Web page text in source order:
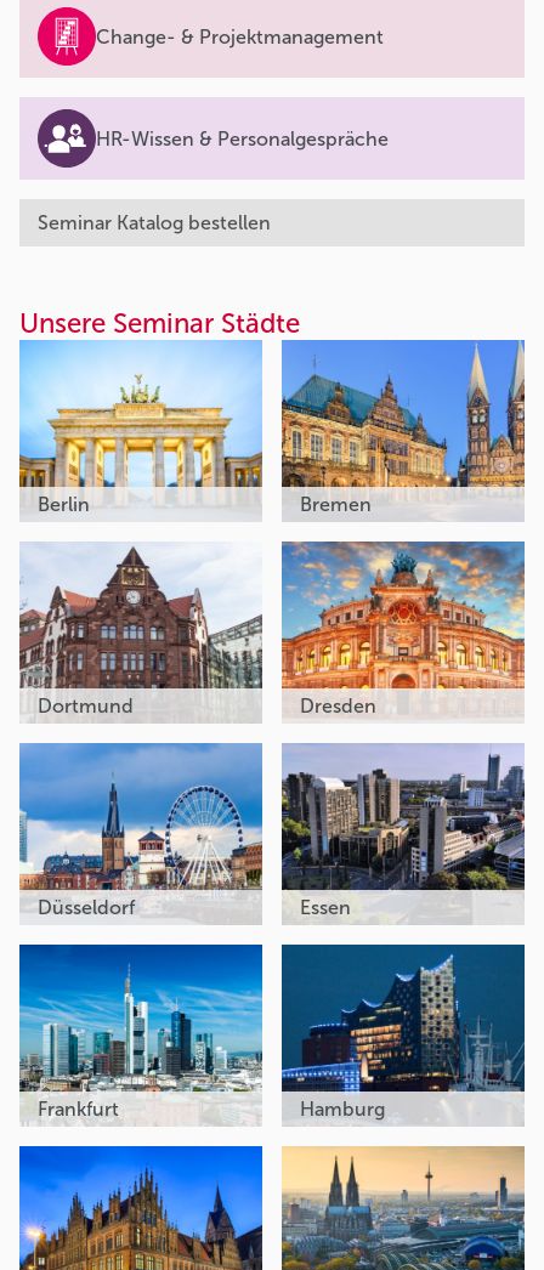
Change- & Projektmanagement
HR-Wissen & Personalgespräche
Seminar Katalog bestellen
Unsere Seminar Städte
Berlin Bremen
Dortmund Dresden
Düsseldorf Essen
Frankfurt Hamburg